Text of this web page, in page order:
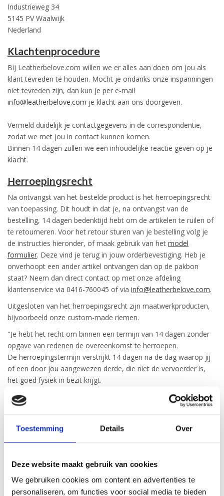
Toestemming Details Over
Deze website maakt gebruik van cookies
We gebruiken cookies om content en advertenties te
personaliseren, om functies voor social media te bieden
Industrieweg 34
5145 PV Waalwijk
Nederland
Klachtenprocedure
Bij Leatherbelove.com willen we er alles aan doen om jou als
klant tevreden te houden. Mocht je ondanks onze inspanningen
niet tevreden zijn, dan kun je per e-mail
info@leatherbelove.com je klacht aan ons doorgeven.
Vermeld duidelijk je contactgegevens in de correspondentie,
zodat we met jou in contact kunnen komen.
Binnen 14 dagen zullen we een inhoudelijke reactie geven op je
klacht.
Herroepingsrecht
Na ontvangst van het bestelde product is het herroepingsrecht
van toepassing. Dit houdt in dat je, na ontvangst van de
bestelling, 14 dagen bedenktijd hebt om de artikelen te ruilen of
te retourneren. Voor het retour sturen van je bestelling volg je
de instructies hieronder, of maak gebruik van het model
formulier. Deze vind je terug in jouw orderbevestiging. Heb je
onverhoopt een ander artikel ontvangen dan op de pakbon
staat? Neem dan direct contact op met onze afdeling
klantenservice via 0416-760045 of via info@leatherbelove.com.
Uitgesloten van het herroepingsrecht zijn maatwerkproducten,
bijvoorbeeld onze custom-made riemen.
"Je hebt het recht om binnen een termijn van 14 dagen zonder
opgave van redenen de overeenkomst te herroepen.
De herroepingstermijn verstrijkt 14 dagen na de dag waarop jij
of een door jou aangewezen derde, die niet de vervoerder is,
het goed fysiek in bezit krijgt.
Om het herroepingsrecht uit te oefenen, moet je ons via een
ondubbelzinnige verklaring (bijvoorbeeld schriftelijk, per post, fax
Je kunt hiervoor gebruikmaken van het
modelformuliervoor
mededeling betreffende jouw uitoefening van het
verstreken.